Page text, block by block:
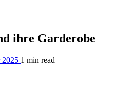
ihre Garderobe
2025 1 min read